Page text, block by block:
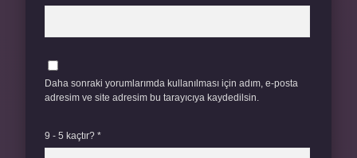
Daha sonraki yorumlarımda kullanılması için adım, e-posta
adresim ve site adresim bu tarayıcıya kaydedilsin.
9 - 5 kaçtır? *